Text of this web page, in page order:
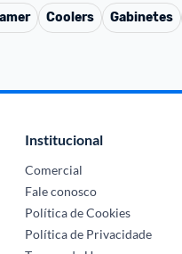
Coolers Gabinetes
Institucional
Comercial
Fale conosco
Política de Cookies
Política de Privacidade